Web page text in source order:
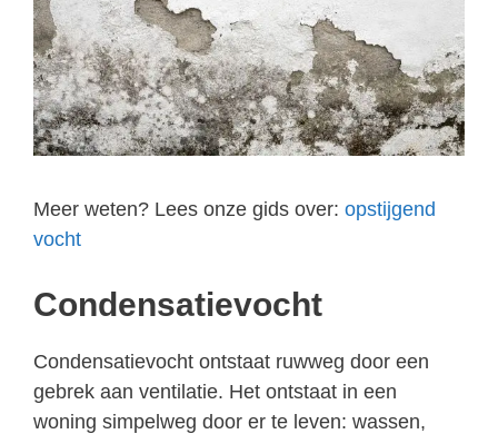
Meer weten? Lees onze gids over: opstijgend
vocht
Condensatievocht
Condensatievocht ontstaat ruwweg door een
gebrek aan ventilatie. Het ontstaat in een
woning simpelweg door er te leven: wassen,